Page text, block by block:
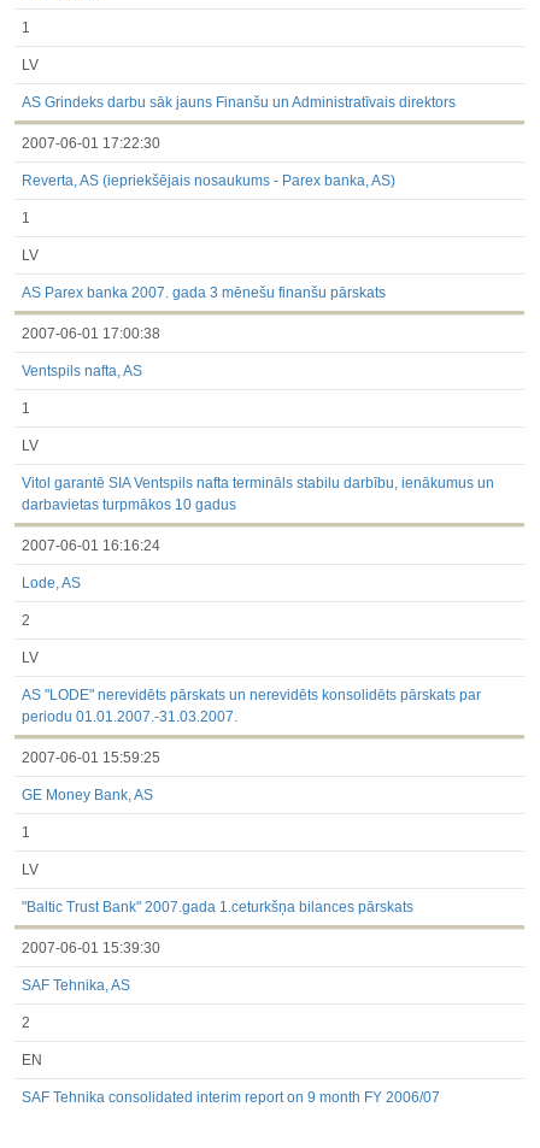
1
LV
AS Grindeks darbu sāk jauns Finanšu un Administratīvais direktors
2007-06-01 17:22:30
Reverta, AS (iepriekšējais nosaukums - Parex banka, AS)
1
LV
AS Parex banka 2007. gada 3 mēnešu finanšu pārskats
2007-06-01 17:00:38
Ventspils nafta, AS
1
LV
Vitol garantē SIA Ventspils nafta termināls stabilu darbību, ienākumus un
darbavietas turpmākos 10 gadus
2007-06-01 16:16:24
Lode, AS
2
LV
AS "LODE" nerevidēts pārskats un nerevidēts konsolidēts pārskats par
periodu 01.01.2007.-31.03.2007.
2007-06-01 15:59:25
GE Money Bank, AS
1
LV
"Baltic Trust Bank" 2007.gada 1.ceturkšņa bilances pārskats
2007-06-01 15:39:30
SAF Tehnika, AS
2
EN
SAF Tehnika consolidated interim report on 9 month FY 2006/07